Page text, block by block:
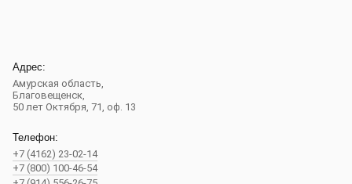
Адрес:
Амурская область,
Благовещенск,
50 лет Октября, 71, оф. 13
Телефон:
+7 (4162) 23-02-14
+7 (800) 100-46-54